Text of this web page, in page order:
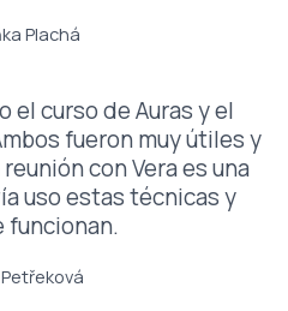
Plachá
el curso de Auras y el
fueron muy útiles y
con Vera es una
uso estas técnicas y
funcionan.